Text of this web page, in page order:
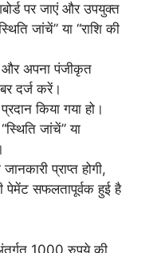
पर जाएं और उपयुक्त
जांचें” या “राशि की
अपना पंजीकृत
दर्ज करें।
किया गया हो।
जांचें” या
प्राप्त होगी,
पेमेंट सफलतापूर्वक हुई है
1000 रुपये की